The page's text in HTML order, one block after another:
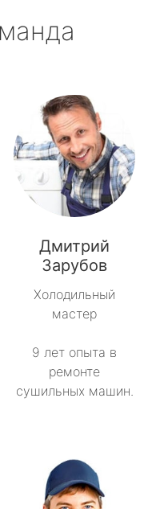
Дмитрий
Зарубов
Холодильный
мастер
9 лет опыта в
ремонте
сушильных машин.